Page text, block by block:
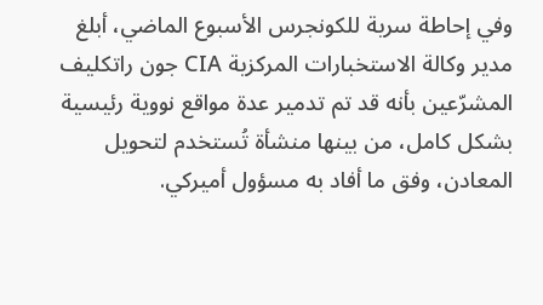
وفي إحاطة سرية للكونجرس الأسبوع الماضي، أبلغ
مدير وكالة الاستخبارات المركزية CIA جون راتكليف
المشرّعين بأنه قد تم تدمير عدة مواقع نووية رئيسية
بشكل كامل، من بينها منشأة تُستخدم لتحويل
المعادن، وفق ما أفاد به مسؤول أميركي.